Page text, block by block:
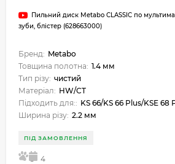
Пильний диск Metabo CLASSIC по
зуби, блістер (628663000)
Бренд: Metabo
Товщина полотна: 1.4 мм
Тип різу: чистий
Матеріал: HW/CT
Підходить для:: KS 66/KS 66 Plus/KSE 68
Ширина різу: 2.2 мм
ПІД ЗАМОВЛЕННЯ
5 4